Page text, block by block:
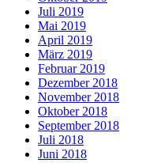
Juli 2019
Mai 2019
April 2019
März 2019
Februar 2019
Dezember 2018
November 2018
Oktober 2018
September 2018
Juli 2018
Juni 2018